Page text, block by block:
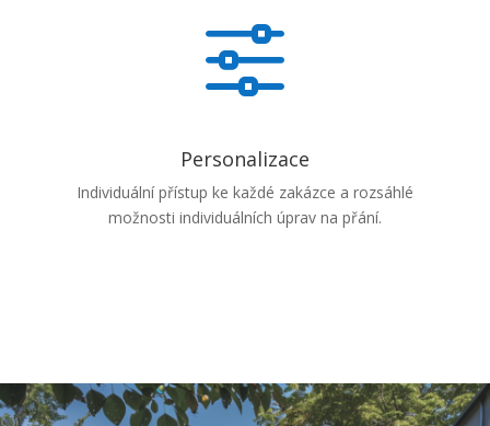
f
Personalizace
Individuální přístup ke každé zakázce a rozsáhlé
možnosti individuálních úprav na přání.